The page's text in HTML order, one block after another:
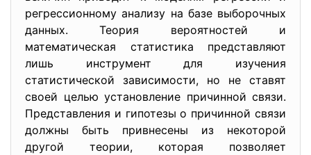
регрессионному анализу на базе выборочных
данных. Теория вероятностей и
математическая статистика представляют
лишь инструмент для изучения
статистической зависимости, но не ставят
своей целью установление причинной связи.
Представления и гипотезы о причинной связи
должны быть привнесены из некоторой
другой теории, которая позволяет